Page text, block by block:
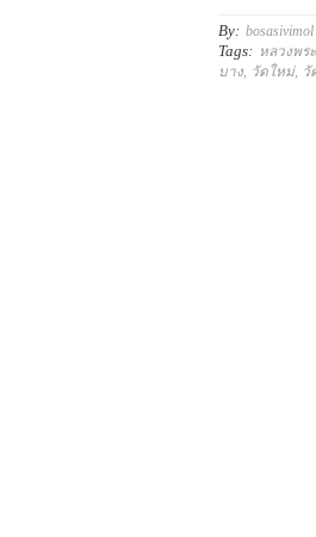
By: bosasivimol
Tags: หลวงพร
บาง, วัดใหม่, วั